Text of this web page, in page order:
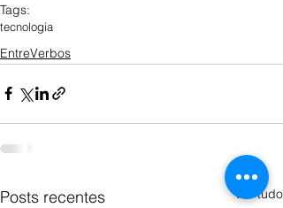
Tags:
tecnologia
EntreVerbos
Posts recentes Ver tudo